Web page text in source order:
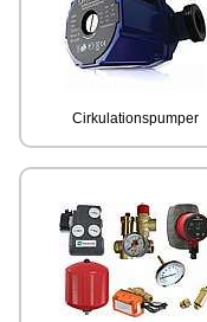
Cirkulationspumper